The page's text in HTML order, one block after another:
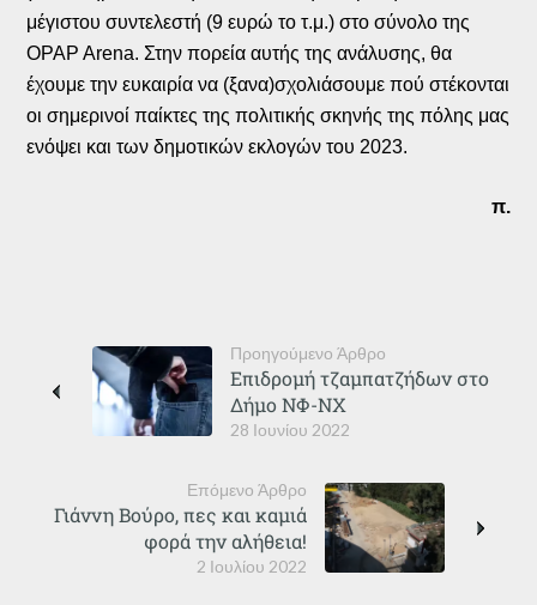
μέγιστου συντελεστή (9 ευρώ το τ.μ.) στο σύνολο της
OPAP Arena. Στην πορεία αυτής της ανάλυσης, θα
έχουμε την ευκαιρία να (ξανα)σχολιάσουμε πού στέκονται
οι σημερινοί παίκτες της πολιτικής σκηνής της πόλης μας
ενόψει και των δημοτικών εκλογών του 2023.
π.
Προηγούμενο Άρθρο
28 Ιουνίου 2022
Επιδρομή τζαμπατζήδων στο
Δήμο ΝΦ-ΝΧ
Επόμενο Άρθρο
2 Ιουλίου 2022
Γιάννη Βούρο, πες και καμιά
φορά την αλήθεια!